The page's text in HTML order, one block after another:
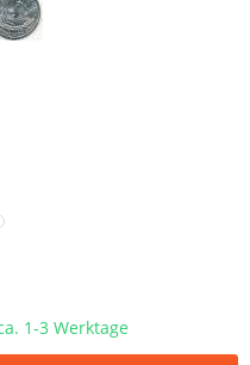
1-3 Werktage